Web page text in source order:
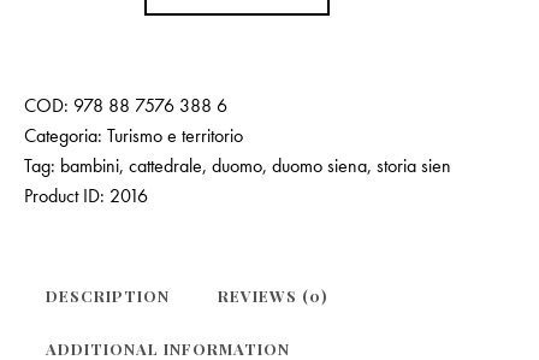
COD: 978 88 7576 388 6
Categoria: Turismo e territorio
Tag: bambini, cattedrale, duomo, duomo siena, storia sien
Product ID: 2016
DESCRIPTION REVIEWS (0)
ADDITIONAL INFORMATION